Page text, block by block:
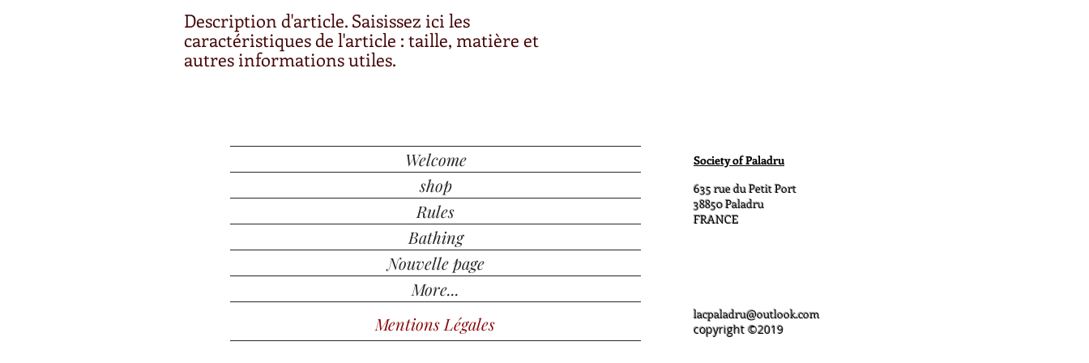
Description d'article. Saisissez ici les
caractéristiques de l'article : taille, matière et
autres informations utiles.
Welcome
shop
Rules
Bathing
Nouvelle page
More...
Mentions Légales
Society of Paladru
635 rue du Petit Port
38850 Paladru
FRANCE
lacpaladru@outlook.com
copyright ©️2019